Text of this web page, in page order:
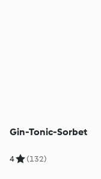
Gin-Tonic-Sorbet
4 (132)